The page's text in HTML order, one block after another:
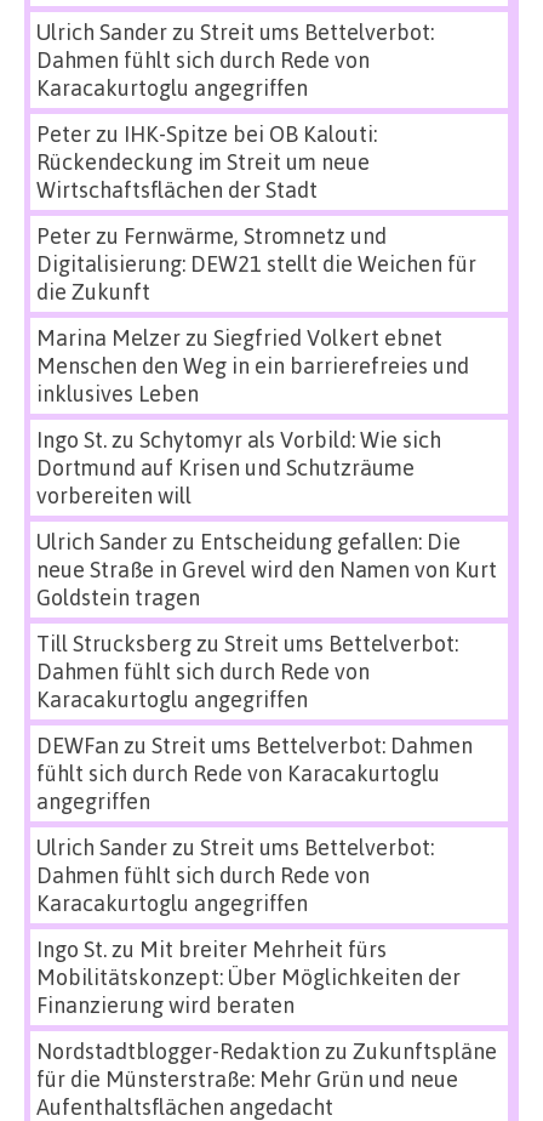
Ulrich Sanderzu Streit ums Bettelverbot:
Dahmen fühlt sich durch Rede von
Karacakurtoglu angegriffen
Peterzu IHK-Spitze bei OB Kalouti:
Rückendeckung im Streit um neue
Wirtschaftsflächen der Stadt
Peterzu Fernwärme, Stromnetz und
Digitalisierung: DEW21 stellt die Weichen für
die Zukunft
Marina Melzerzu Siegfried Volkert ebnet
Menschen den Weg in ein barrierefreies und
inklusives Leben
Ingo St.zu Schytomyr als Vorbild: Wie sich
Dortmund auf Krisen und Schutzräume
vorbereiten will
Ulrich Sanderzu Entscheidung gefallen: Die
neue Straße in Grevel wird den Namen von Kurt
Goldstein tragen
Till Strucksbergzu Streit ums Bettelverbot:
Dahmen fühlt sich durch Rede von
Karacakurtoglu angegriffen
DEWFan zu Streit ums Bettelverbot: Dahmen
fühlt sich durch Rede von Karacakurtoglu
angegriffen
Ulrich Sanderzu Streit ums Bettelverbot:
Dahmen fühlt sich durch Rede von
Karacakurtoglu angegriffen
Ingo St.zu Mit breiter Mehrheit fürs
Mobilitätskonzept: Über Möglichkeiten der
Finanzierung wird beraten
Nordstadtblogger-Redaktion zu Zukunftspläne
für die Münsterstraße: Mehr Grün und neue
Aufenthaltsflächen angedacht